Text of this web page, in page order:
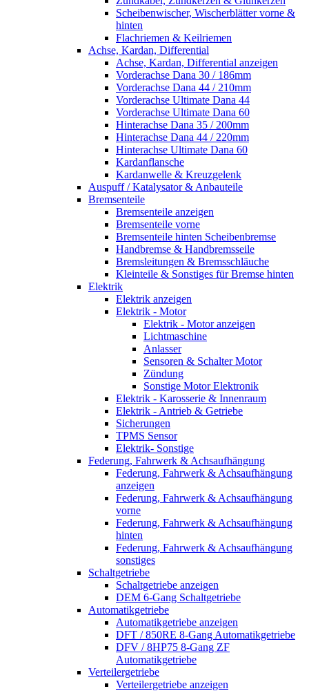
Scheibenwischer, Wischerblätter vorne &
hinten
Flachriemen & Keilriemen
Achse, Kardan, Differential
Achse, Kardan, Differential anzeigen
Vorderachse Dana 30 / 186mm
Vorderachse Dana 44 / 210mm
Vorderachse Ultimate Dana 44
Vorderachse Ultimate Dana 60
Hinterachse Dana 35 / 200mm
Hinterachse Dana 44 / 220mm
Hinterachse Ultimate Dana 60
Kardanflansche
Kardanwelle & Kreuzgelenk
Auspuff / Katalysator & Anbauteile
Bremsenteile
Bremsenteile anzeigen
Bremsenteile vorne
Bremsenteile hinten Scheibenbremse
Handbremse & Handbremsseile
Bremsleitungen & Bremsschläuche
Kleinteile & Sonstiges für Bremse hinten
Elektrik
Elektrik anzeigen
Elektrik - Motor
Elektrik - Motor anzeigen
Lichtmaschine
Anlasser
Sensoren & Schalter Motor
Zündung
Sonstige Motor Elektronik
Elektrik - Karosserie & Innenraum
Elektrik - Antrieb & Getriebe
Sicherungen
TPMS Sensor
Elektrik- Sonstige
Federung, Fahrwerk & Achsaufhängung
Federung, Fahrwerk & Achsaufhängung
anzeigen
Federung, Fahrwerk & Achsaufhängung
vorne
Federung, Fahrwerk & Achsaufhängung
hinten
Federung, Fahrwerk & Achsaufhängung
sonstiges
Schaltgetriebe
Schaltgetriebe anzeigen
DEM 6-Gang Schaltgetriebe
Automatikgetriebe
Automatikgetriebe anzeigen
DFT / 850RE 8-Gang Automatikgetriebe
DFV / 8HP75 8-Gang ZF
Automatikgetriebe
Verteilergetriebe
Verteilergetriebe anzeigen